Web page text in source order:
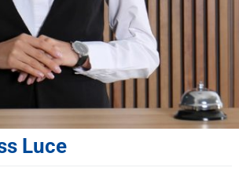
Luce